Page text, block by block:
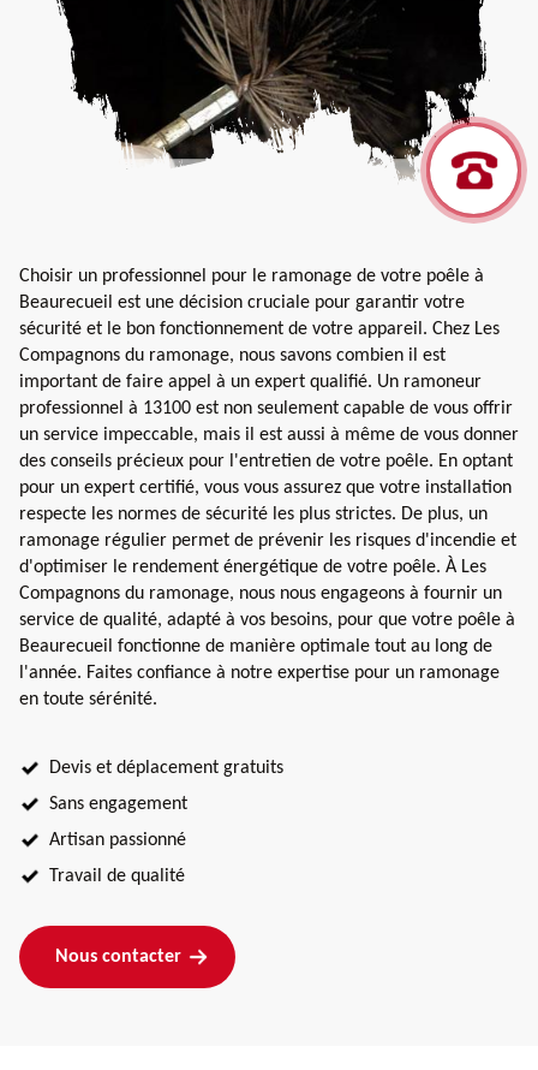
Choisir un professionnel pour le ramonage de votre poêle à
Beaurecueil est une décision cruciale pour garantir votre
sécurité et le bon fonctionnement de votre appareil. Chez Les
Compagnons du ramonage, nous savons combien il est
important de faire appel à un expert qualifié. Un ramoneur
professionnel à 13100 est non seulement capable de vous offrir
un service impeccable, mais il est aussi à même de vous donner
des conseils précieux pour l'entretien de votre poêle. En optant
pour un expert certifié, vous vous assurez que votre installation
respecte les normes de sécurité les plus strictes. De plus, un
ramonage régulier permet de prévenir les risques d'incendie et
d'optimiser le rendement énergétique de votre poêle. À Les
Compagnons du ramonage, nous nous engageons à fournir un
service de qualité, adapté à vos besoins, pour que votre poêle à
Beaurecueil fonctionne de manière optimale tout au long de
l'année. Faites confiance à notre expertise pour un ramonage
en toute sérénité.
Devis et déplacement gratuits
Sans engagement
Artisan passionné
Travail de qualité
Nous contacter